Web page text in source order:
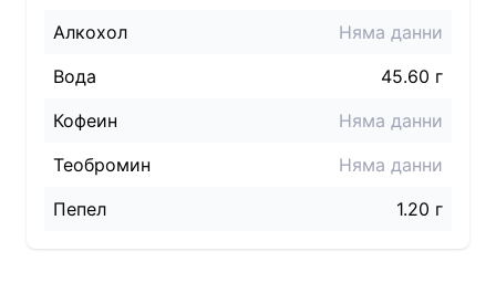
Алкохол
Няма данни
Вода
45.60 г
Кофеин
Няма данни
Теобромин
Няма данни
Пепел
1.20 г